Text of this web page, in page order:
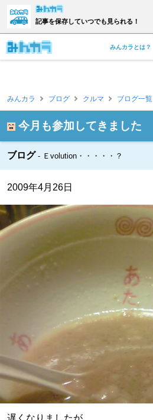
記事を保存していつでも見られる！
みんカラとは？
みんカラ ブログ クルマ ブログ一覧
今月も参加してきました
ブログ Ｅvolution・・・・・？
2009年4月26日